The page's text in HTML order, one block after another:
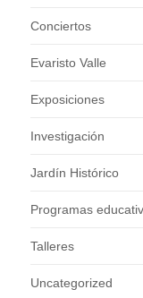
Conciertos
Evaristo Valle
Exposiciones
Investigación
Jardín Histórico
Programas
Talleres
Uncategorized